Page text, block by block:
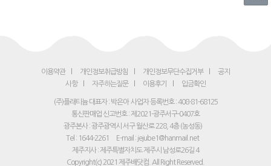
이용약관 개인정보취급방침 개인정보무단수집거부
공지
사항
자주하는질문 이용후기 입금확인
(주)플래티늄 대표자 : 박은아 사업자 등록번호 : 408-81-68125
통신판매업 신고번호 : 제2021-광주서구-0407호
광주본사 : 광주광역시 서구 월산로 228, 4층 (농성동)
Tel : 1644-2261
E-mail : jejube1@hanmail.net
제주지사 : 제주특별자치도 제주시 남성로26길 4
Copyright(c) 2021 제주배닷컴. All Right Reserved.